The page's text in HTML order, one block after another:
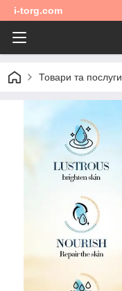
i-torg.com
Товари та послуги